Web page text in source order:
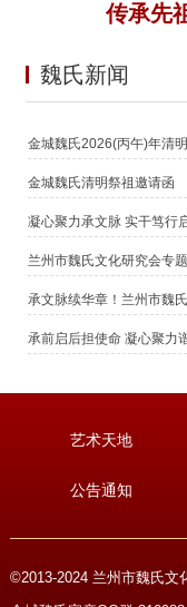
传承先
魏氏新闻
金城魏氏2026(丙午)年清
鹏恭读祭文
金城魏氏清明祭祖邀请函
凝心聚力承文脉 实干笃
事（扩大）会议暨新春团
兰州市魏氏文化研究会专
承文脉续华章！兰州市魏
召开
承前启后担使命 凝心聚
艺术天地
公告通知
©2013-2024 兰州市魏氏文